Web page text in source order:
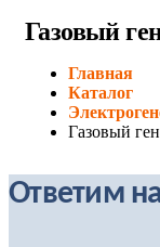
Газовый
Главная
Каталог
Газовый
Ответим